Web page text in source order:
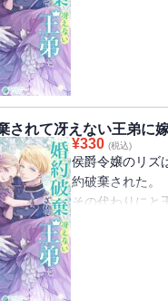
んどんポールに
ぽっちゃり体型
れる美丈夫とな
作者より
前向きなヒロイ
人は見かけで
ポール・アン
王弟ポールは実
い素質のある人
にわかには信じ
なり彼を一流の
しかし、結婚後
されて冴えない王弟に
¥330 (税込)
侯爵令嬢のリズ
約破棄された。
その代わりにと
ポール・アン